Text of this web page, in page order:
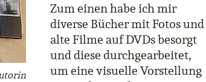
Zum einen habe ich mir
diverse Bücher mit Fotos und
alte Filme auf DVDs besorgt
und diese durchgearbeitet,
um eine visuelle Vorstellung